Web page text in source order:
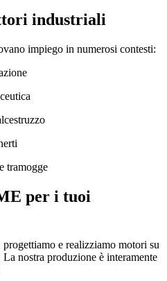
industriali
impiego in numerosi contesti:
tramogge
per i tuoi
e realizziamo motori su
nostra produzione è interamente